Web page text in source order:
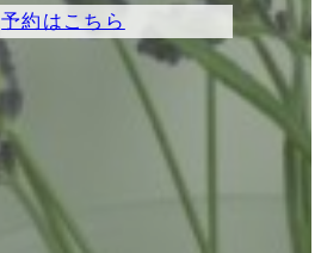
予約はこちら